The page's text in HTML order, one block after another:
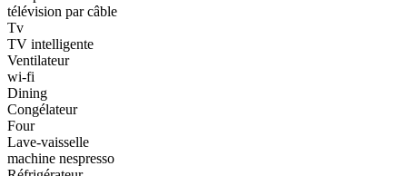
télévision par câble
Tv
TV intelligente
Ventilateur
wi-fi
Dining
Congélateur
Four
Lave-vaisselle
machine nespresso